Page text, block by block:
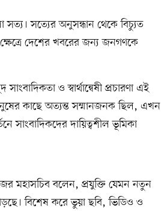
সত্য। সত্যের অনুসন্ধান থেকে বিচ্যুত
দেশের খবরের জন্য জনগণকে
ও স্বার্থান্বেষী প্রচারণা এই
কাছে অত্যন্ত সম্মানজনক ছিল, এখন
সাংবাদিকদের দায়িত্বশীল ভূমিকা
মহাসচিব বলেন, প্রযুক্তি যেমন নতুন
বিশেষ করে ভুয়া ছবি, ভিডিও ও